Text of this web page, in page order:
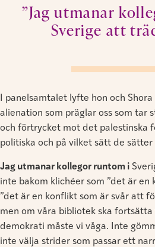
”Jag utmanar
Sverige att
I panelsamtalet lyfte hon och Shora
alienation som präglar oss som tar
och förtrycket mot det palestinska
politiska och på vilket sätt de
Jag utmanar kollegor runtom i
inte bakom klichéer som ”det är en
”det är en konflikt som är svår att
men om våra bibliotek ska
demokrati måste vi våga. Inte
inte välja strider som passar ett